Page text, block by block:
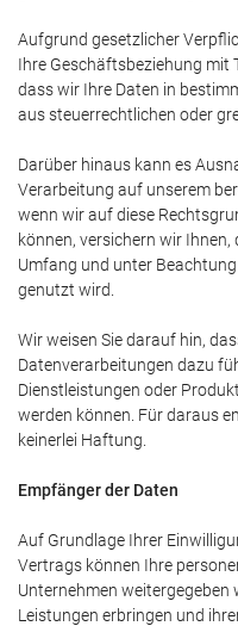
Aufgrund gesetzlicher
Ihre Geschäftsbeziehung mit
dass wir Ihre Daten in
aus steuerrechtlichen oder
Darüber hinaus kann es
Verarbeitung auf unserem
wenn wir auf diese
können, versichern wir
Umfang und unter
genutzt wird.
Wir weisen Sie darauf hin,
Datenverarbeitungen dazu
Dienstleistungen oder
werden können. Für daraus
keinerlei Haftung.
Empfänger der Daten
Auf Grundlage Ihrer
Vertrags können Ihre
Unternehmen weitergegeben
Leistungen erbringen und